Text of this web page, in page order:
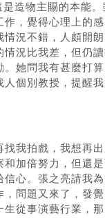
造物主賜的本能
作，覺得心理上的
況不錯，人頗開
情況比我差，但仍
她問我有甚麼打
人個別教授，提醒
找我拍戲，我想再
加倍努力，但還
信心。張之亮請我
問題又來了，發
從事演藝行業，